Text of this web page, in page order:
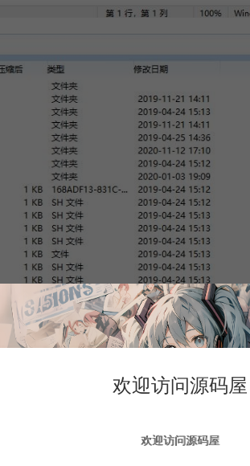
欢迎访问源码屋
欢迎访问源码屋